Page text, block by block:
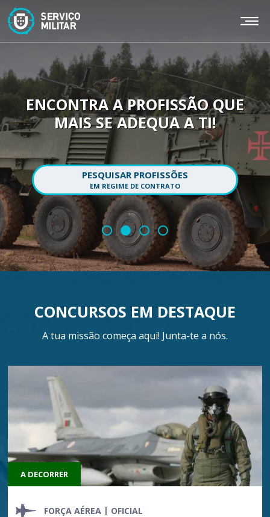
para
conteúdo
principal
PESQUISAR PROFISSÕES
ENCONTRA A PROFISSÃO QUE
MAIS SE ADEQUA A TI!
CONCURSOS EM DESTAQUE
A tua missão começa aqui! Junta-te a nós.
FORÇA AÉREA OFICIAL
A DECORRER